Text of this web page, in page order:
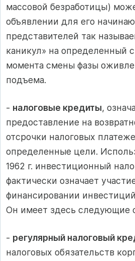
массовой безработицы)
объявлении для его
представителей так
каникул» на определенный
момента смены фазы
подъема.
- налоговые кредиты,
предоставление на
отсрочки налоговых
определенные цели.
1962 г. инвестиционный
фактически означает
финансировании
Он имеет здесь следующие
- регулярный налоговый
налоговых обязательств